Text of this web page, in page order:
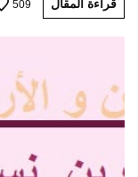
قراءة المقال 509